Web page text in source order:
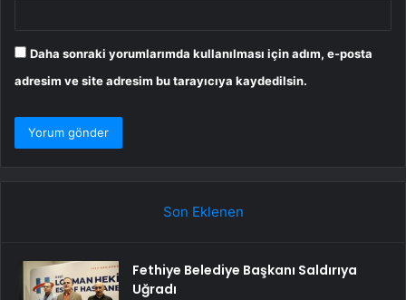
Daha sonraki yorumlarımda kullanılması için adım, e-posta
adresim ve site adresim bu tarayıcıya kaydedilsin.
Son Eklenen
Fethiye Belediye Başkanı Saldırıya
Uğradı